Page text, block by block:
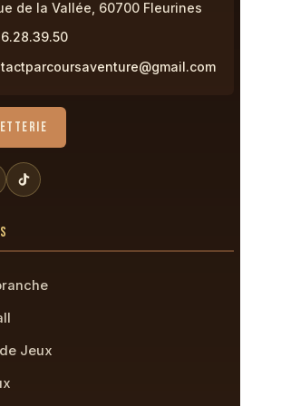
de la Vallée, 60700 Fleurines
Jeux